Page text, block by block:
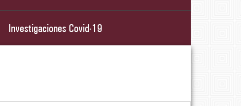
Investigaciones Covid-19